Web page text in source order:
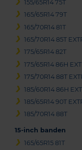
155/65R14 75T
165/65R14 79T
165/70R14 81T
165/70R14 85T
175/65R14 82T
175/65R14 86H
175/70R14 88T
185/60R14 86H
185/65R14 90T
185/70R14 88T
15-inch banden
165/65R15 81T